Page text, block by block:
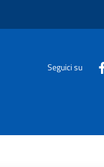
Seguici su